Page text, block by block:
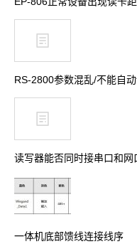
一体机底部馈线连接线序